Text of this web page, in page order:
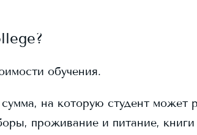
?
обучения.
на которую студент может
проживание и питание,